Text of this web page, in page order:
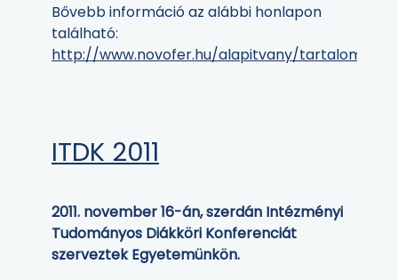
Bővebb információ az alábbi honlapon
található:
http://www.novofer.hu/alapitvany/tartalom/
ITDK 2011
2011. november 16-án, szerdán Intézményi
Tudományos Diákköri Konferenciát
szerveztek Egyetemünkön.